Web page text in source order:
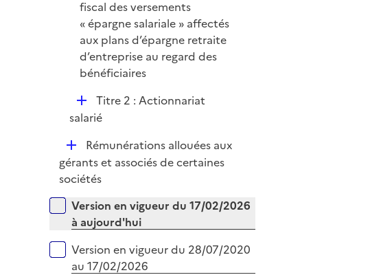
r
é
p
l
i
e
fiscal des versements
« épargne salariale » affectés
aux plans d’épargne retraite
d’entreprise au regard des
bénéficiaires
D
é
l
i
e
Titre 2 : Actionnariat
salarié
D
é
p
i
e
r
Rémunérations allouées aux
gérants et associés de certaines
sociétés
Versions sur la période
Version en vigueur du 17/02/2026
à aujourd'hui
Version en vigueur du 28/07/2020
au 17/02/2026